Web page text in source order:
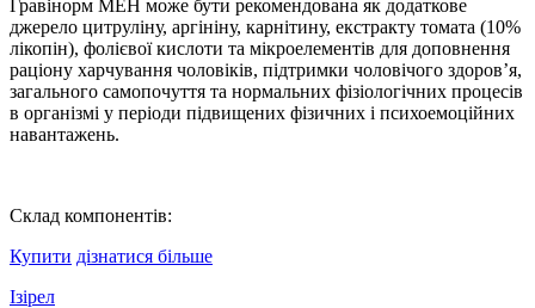
Гравінорм МЕН може бути рекомендована як додаткове
джерело цитруліну, аргініну, карнітину, екстракту томата (10%
лікопін), фолієвої кислоти та мікроелементів для доповнення
раціону харчування чоловіків, підтримки чоловічого здоров’я,
загального самопочуття та нормальних фізіологічних процесів
в організмі у періоди підвищених фізичних і психоемоційних
навантажень.
Склад компонентів:
Купити дізнатися більше
Ізірел